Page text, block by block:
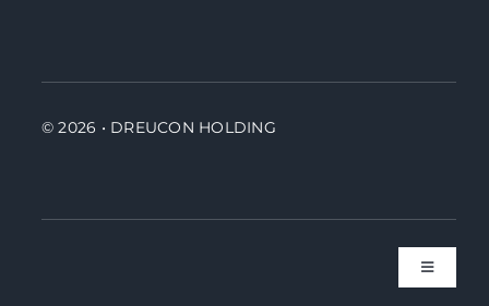
© 2026 • DREUCON HOLDING
Toggle